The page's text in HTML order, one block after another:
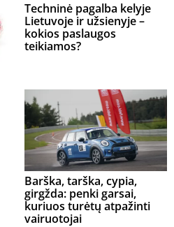
Techninė pagalba kelyje
Lietuvoje ir užsienyje –
kokios paslaugos
teikiamos?
Barška, tarška, cypia,
girgžda: penki garsai,
kuriuos turėtų atpažinti
vairuotojai